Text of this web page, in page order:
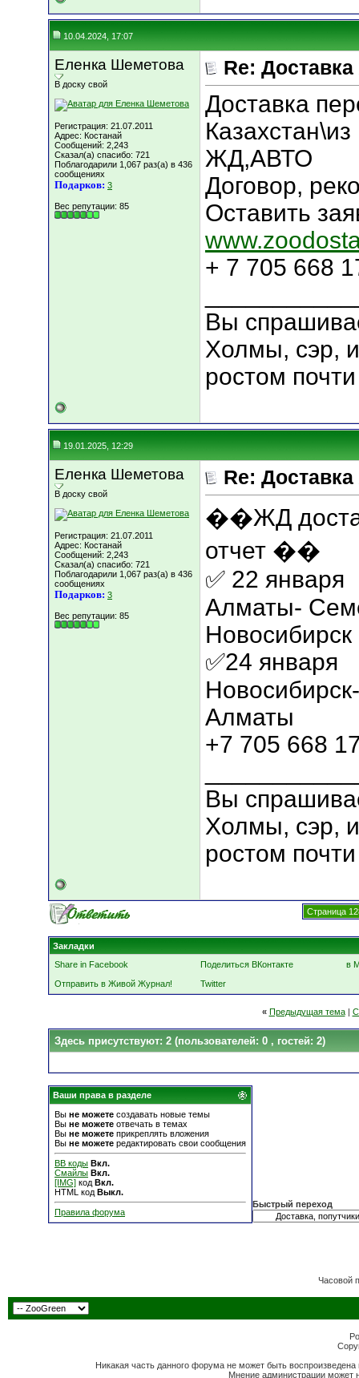
10.04.2024, 17:07
Еленка Шеметова
В доску свой
Регистрация: 21.07.2011
Адрес: Костанай
Сообщений: 2,243
Сказал(а) спасибо: 721
Поблагодарили 1,067 раз(а) в 436
сообщениях
Подарков: 3
Вес репутации: 85
Re:
Доставка
ЖД,АВТО
Договор,
Оставить
+ 7 705 668
Вы
Холмы, сэр,
ростом
19.01.2025, 12:29
Еленка Шеметова
В доску свой
Регистрация: 21.07.2011
Адрес: Костанай
Сообщений: 2,243
Сказал(а) спасибо: 721
Поблагодарили 1,067 раз(а) в 436
сообщениях
Подарков: 3
Вес репутации: 85
Re:
��ЖД
отчет ��
✅ 22 января
Алматы-
Новосибирск
✅24 января
Алматы
+7 705 668
Вы
Холмы, сэр,
ростом
Страница
Закладки
Share in Facebook
Поделиться ВКонтакте
в
Отправить в Живой Журнал!
Twitter
« Предыдущая тема|
Здесь присутствуют: 2 (пользователей: 0 , гостей: 2)
Ваши права в разделе
Вы не можете создавать новые темы
Вы не можете отвечать в темах
Вы не можете прикреплять вложения
Вы не можете редактировать свои сообщения
BB коды Вкл.
Смайлы Вкл.
[IMG] код Вкл.
HTML код Выкл.
Правила форума
Быстрый переход
Часовой
Никакая часть данного форума не может быть
Мнение администрации может